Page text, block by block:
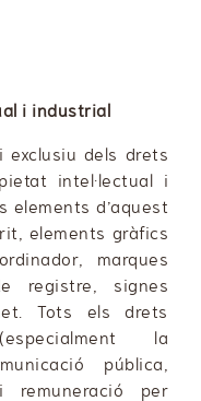
i industrial
i exclusiu dels drets
intel·lectual i
d’aquest
elements gràfics
marques
registre, signes
Tots els drets
la
pública,
remuneració per